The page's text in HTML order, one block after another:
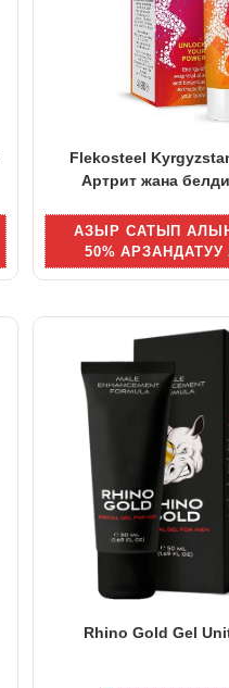
Flekosteel
Артрит жана
АЗЫР САТЫП
50%
Rhino Gold Gel